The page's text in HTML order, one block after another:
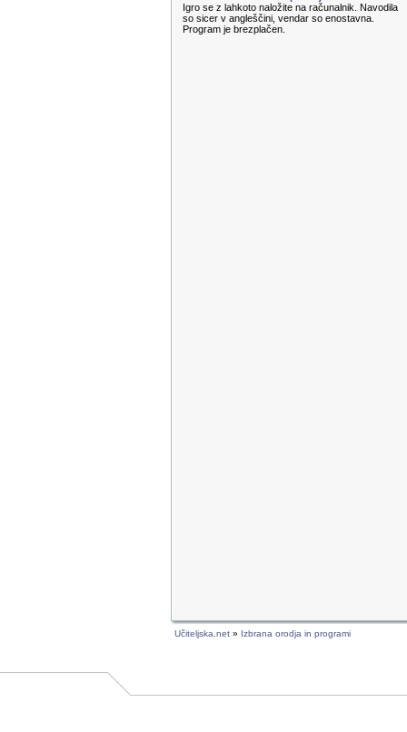
Igro se z lahkoto naložite na računalnik. Navodila
so sicer v angleščini, vendar so enostavna.
Program je brezplačen.
Učiteljska.net » Izbrana orodja in programi